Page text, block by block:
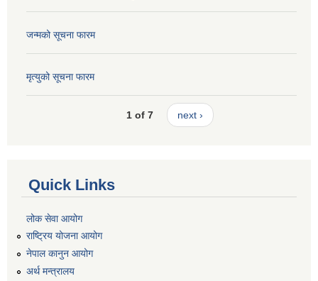
जन्मको सूचना फारम
मृत्युको सूचना फारम
1 of 7 next ›
Quick Links
लोक सेवा आयोग
राष्ट्रिय योजना आयोग
नेपाल कानुन आयोग
अर्थ मन्त्रालय